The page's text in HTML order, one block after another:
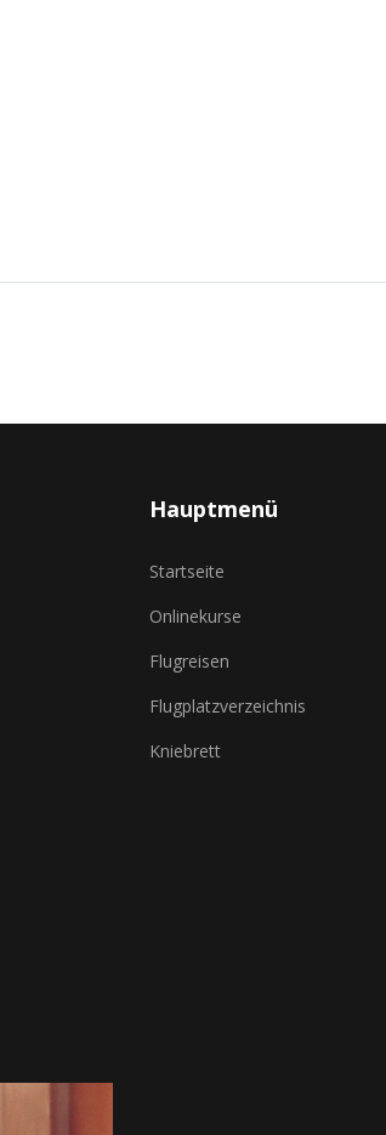
Hauptmenü
Startseite
Onlinekurse
Flugreisen
Flugplatzverzeichnis
Kniebrett